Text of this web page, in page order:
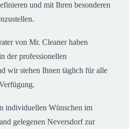
und mit Ihren besonderen
von Mr. Cleaner haben
der professionellen
wir stehen Ihnen täglich für alle
individuellen Wünschen im
gelegenen Neversdorf zur